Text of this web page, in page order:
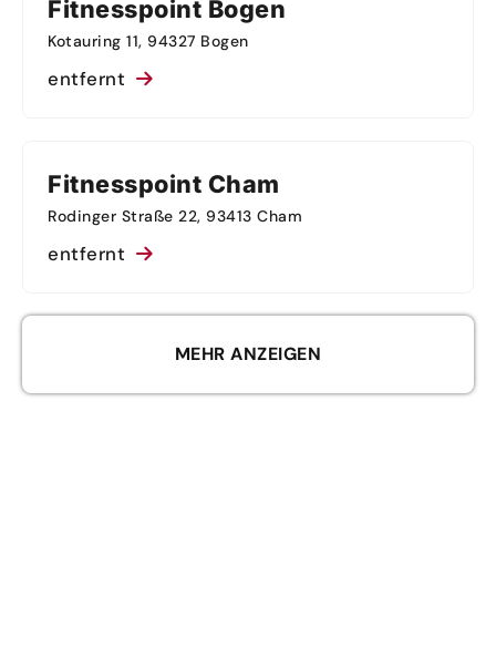
Fitnesspoint Bogen
Kotauring 11, 94327 Bogen
entfernt
Fitnesspoint Cham
Rodinger Straße 22, 93413 Cham
entfernt
MEHR ANZEIGEN